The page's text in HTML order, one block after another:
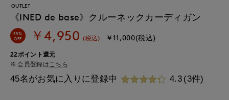
OUTLET
《INED de base》クルーネックカーディガン
55%
OFF
￥4,950 (税込) ￥11,000(税込)
22ポイント還元
会員登録は こちら
45名がお気に入りに登録中 4.3 (3件)